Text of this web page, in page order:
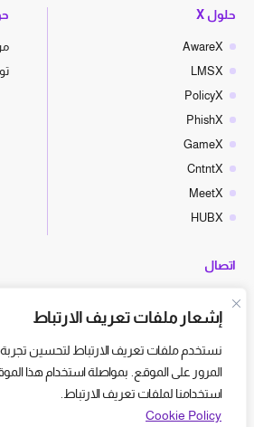
إشعار ملفات تعريف الارتباط
نستخدم ملفات تعريف الارتباط لتحسين
المرور على الموقع. بمواصلة استخدام هذا
استخدامنا لملفات تعريف الارتباط.
Cookie Policy
حلول X
AwareX
LMSX
PolicyX
PhishX
GameX
CntntX
MeetX
HUBX
اتصال
hello@cyberx.world